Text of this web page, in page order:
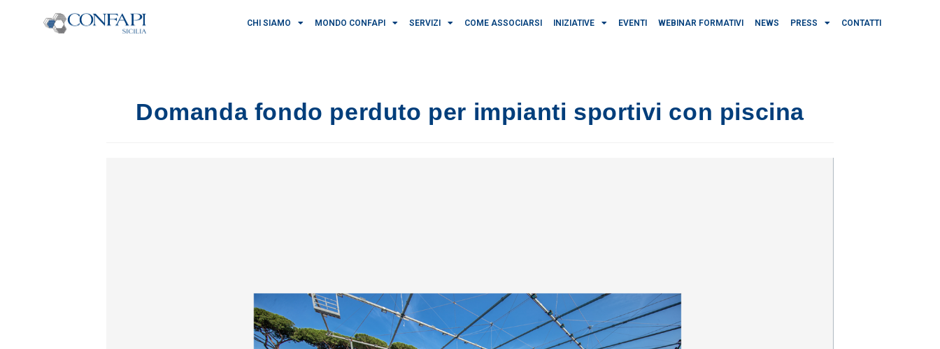
CHI SIAMO MONDO CONFAPI SERVIZI COME ASSOCIARSI INIZIATIVE EVENTI WEBINAR FORMATIVI NEWS PRESS CONTATTI
Domanda fondo perduto per impianti sportivi con piscina